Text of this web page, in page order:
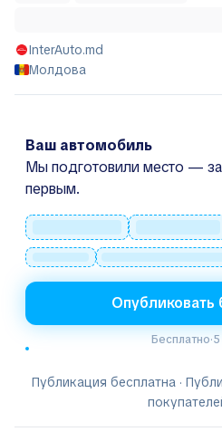
InterAuto.md
Молдова
Ваш автомобиль
Мы подготовили место —
первым.
Опубликовать
Бесплатно·
Публикация бесплатна ·